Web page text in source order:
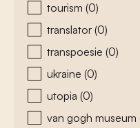
tourism (0)
translator (0)
transpoesie (0)
ukraine (0)
utopia (0)
van gogh museum